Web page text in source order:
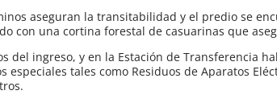
aseguran la transitabilidad y el predio se
con una cortina forestal de casuarinas que
del ingreso, y en la Estación de Transferencia
especiales tales como Residuos de Aparatos